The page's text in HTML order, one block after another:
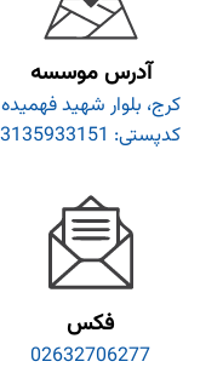
آدرس موسسه
کرج، بلوار شهید فهمیده
کدپستی: 3135933151
فکس
02632706277